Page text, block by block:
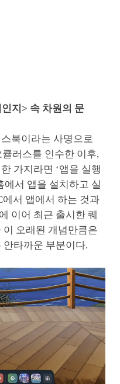
지> 속 차원의 문
북이라는 사명으로
러스를 인수한 이후,
가지라면 ‘앱을 실행
에서 앱을 설치하고 실
서 앱에서 하는 것과
이어 최근 출시한 퀘
오래된 개념만큼은
타까운 부분이다.